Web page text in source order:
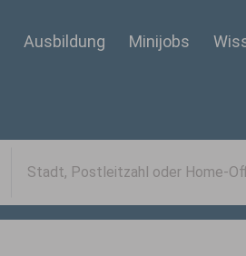
Ausbildung Minijobs